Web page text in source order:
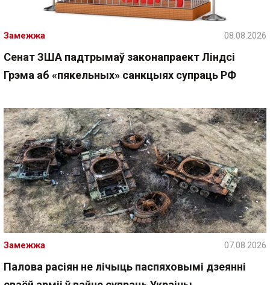
Сенат ЗША падтрымаў законапраект Ліндсі
Грэма аб «пякельных» санкцыях супраць РФ
Замежжа 08.08.2026
Палова расіян не лічыць паспяховымі дзеянні
Замежжа 07.08.2026